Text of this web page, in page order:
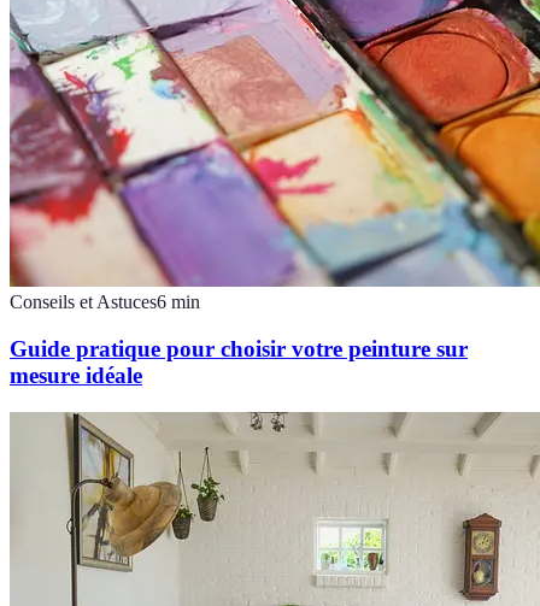
Conseils et Astuces6 min
Guide pratique pour choisir votre peinture sur
mesure idéale